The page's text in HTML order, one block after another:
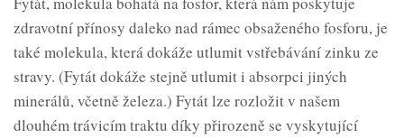
zdravotní přínosy daleko nad rámec obsaženého fosforu, je
také molekula, která dokáže utlumit vstřebávání zinku ze
stravy. (Fytát dokáže stejně utlumit i absorpci jiných
minerálů, včetně železa.) Fytát lze rozložit v našem
dlouhém trávicím traktu díky přirozeně se vyskytující